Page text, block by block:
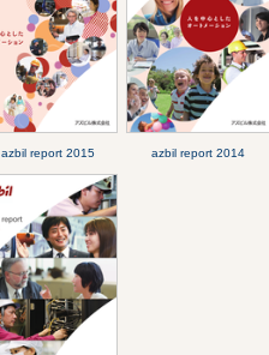
azbil report 2015 azbil report 2014